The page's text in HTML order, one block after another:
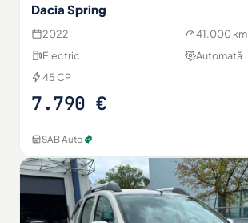
Dacia Spring
2022
41.000 km
Electric
Automată
45 CP
7.790 €
SAB Auto